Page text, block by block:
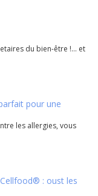
du bien-être !... et
pour une
les allergies, vous
: oust les